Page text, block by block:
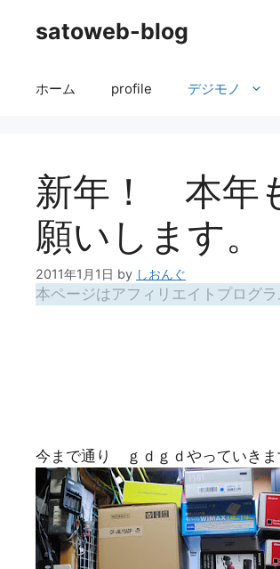
satoweb-blog
ホーム profile デジモノ
新年！ 本年
願いします。
2011年1月1日 by しおんぐ
本ページはアフィリエイトプログ
今まで通り ｇｄｇｄやっていき